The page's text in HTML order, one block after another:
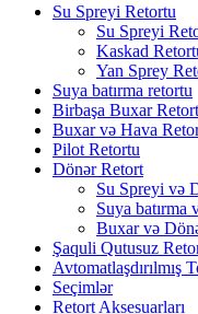
Su Spreyi Retortu
Su Spreyi
Kaskad
Yan Sprey
Suya batırma retortu
Birbaşa Buxar
Buxar və Hava
Pilot Retortu
Dönər Retort
Su Spreyi və
Suya batırma
Buxar və
Şaquli Qutusuz
Avtomatlaşdırılmış
Seçimlər
Retort Aksesuarları